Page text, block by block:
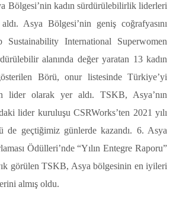
Bölgesi’nin kadın sürdürülebilirlik liderleri
Asya Bölgesi’nin geniş coğrafyasını
Sustainability International Superwomen
alanında değer yaratan 13 kadın
Börü, onur listesinde Türkiye’yi
lider olarak yer aldı. TSKB, Asya’nın
lider kuruluşu CSRWorks’ten 2021 yılı
de geçtiğimiz günlerde kazandı. 6. Asya
Ödülleri’nde “Yılın Entegre Raporu”
görülen TSKB, Asya bölgesinin en iyileri
almış oldu.